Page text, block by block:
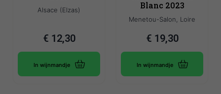
Alsace (Elzas)
€ 12,30
In wijnmandje
Blanc 2023
Menetou-Salon, Loire
€ 19,30
In wijnmandje